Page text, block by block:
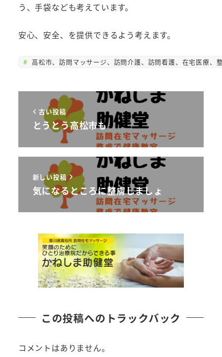
う、手袋なども考えています。
安心、安全、を提供できるよう考えます。
高松市、訪問マッサージ、訪問介護、訪問看護、在宅医療
古い投稿
とうとう高松市も
新しい投稿
気になるところに整膚しましょ
この投稿へのトラックバック
コメントはありません。